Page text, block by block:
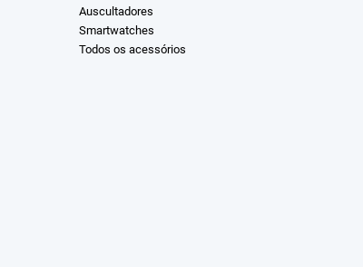
Auscultadores
Smartwatches
Todos os acessórios